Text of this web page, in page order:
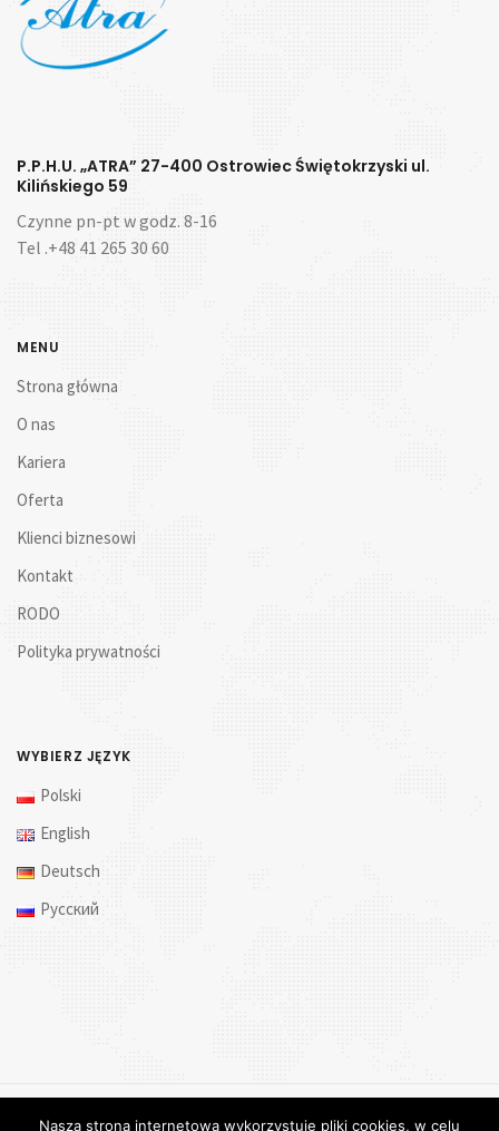
P.P.H.U. „ATRA” 27-400 Ostrowiec Świętokrzyski ul.
Kilińskiego 59
Czynne pn-pt w godz. 8-16
Tel .+48 41 265 30 60
MENU
Strona główna
O nas
Kariera
Oferta
Klienci biznesowi
Kontakt
RODO
Polityka prywatności
WYBIERZ JĘZYK
Polski
English
Deutsch
Русский
Nasza strona internetowa wykorzystuje pliki cookies, w celu